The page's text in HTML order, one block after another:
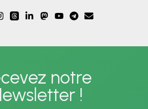
notre
!